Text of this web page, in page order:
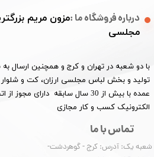
درباره فروشگاه ما :مزون مریم
مجلسی
با دو شعبه در تهران و کرج و همچنین ارسال به
عمده با بیش از 30 سال سابقه دارای
الکترونیک کسب و کار مجازی
تماس با ما
شعبه یک: آدرس: کرج - گوهردشت-